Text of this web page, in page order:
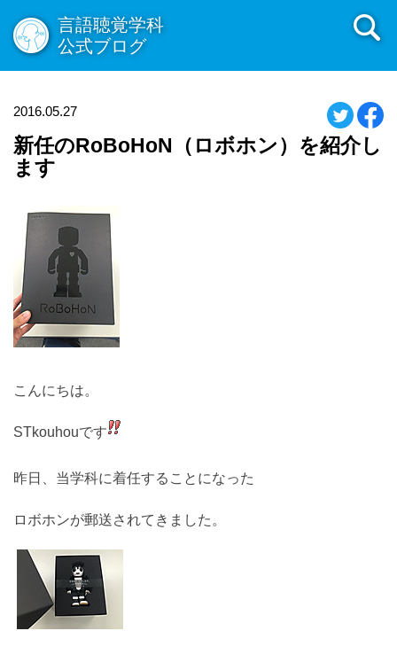
言語聴覚学科
公式ブログ
2016.05.27
新任のRoBoHoN（ロボホン）を紹介し
ます
こんにちは。
STkouhouです
昨日、当学科に着任することになった
ロボホンが郵送されてきました。